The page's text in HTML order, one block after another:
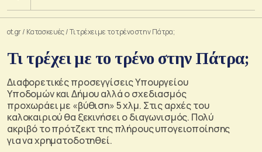
ot.gr/ Κατασκευές/Τι τρέχει με το τρένο στην Πάτρα;
Τι τρέχει με το τρένο στην Πάτρα;
Διαφορετικές προσεγγίσεις Υπουργείου
Υποδομών και Δήμου αλλά ο σχεδιασμός
προχωράει με «βύθιση» 5 χλμ. Στις αρχές του
καλοκαιριού θα ξεκινήσει ο διαγωνισμός. Πολύ
ακριβό το πρότζεκτ της πλήρους υπογειοποίησης
για να χρηματοδοτηθεί.